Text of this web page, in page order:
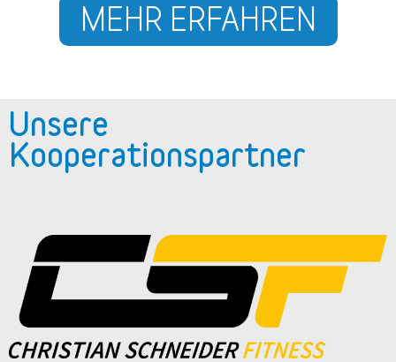
MEHR ERFAHREN
Unsere
Kooperationspartner